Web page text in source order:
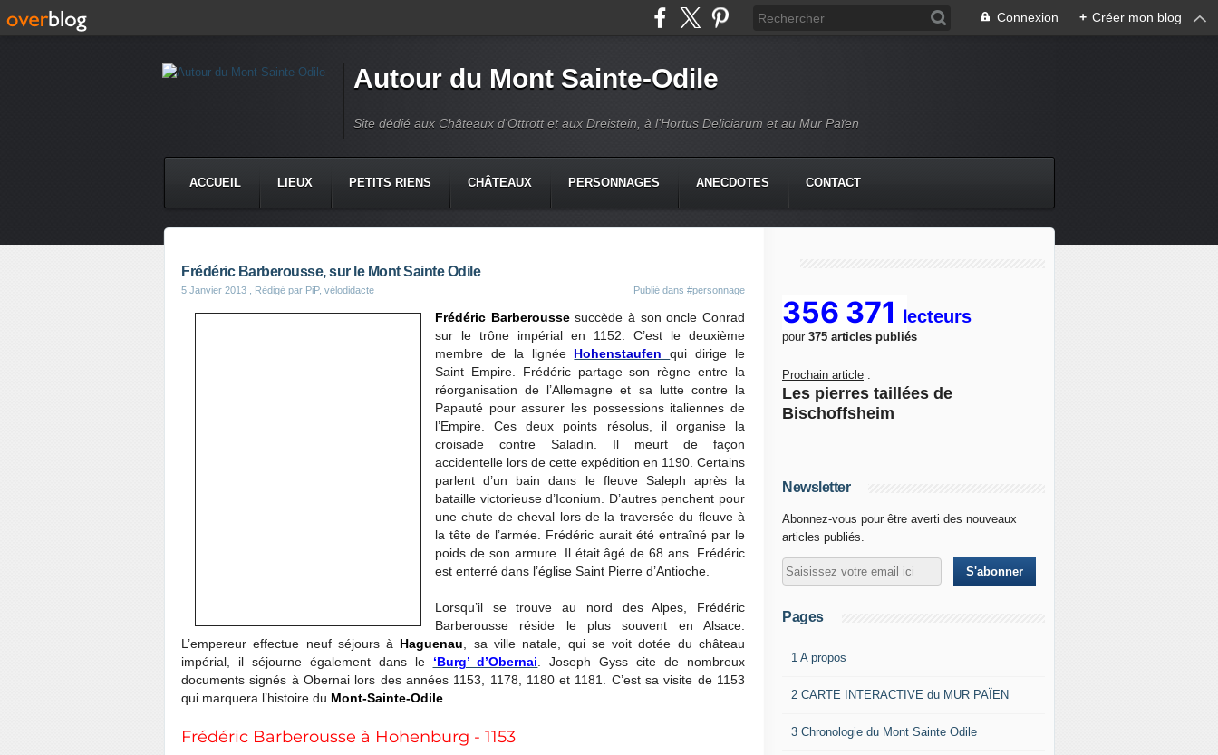
Connexion + Créer mon blog
Autour du Mont Sainte-Odile
Site dédié aux Châteaux d'Ottrott et aux Dreistein, à l'Hortus Deliciarum et au Mur Païen
ACCUEIL LIEUX PETITS RIENS CHÂTEAUX PERSONNAGES ANECDOTES CONTACT
Frédéric Barberousse, sur le Mont Sainte Odile
5 Janvier 2013 , Rédigé par PiP, vélodidacte Publié dans #personnage
Frédéric Barberoussesuccède à son oncle Conrad
sur le trône impérial en 1152. C’est le deuxième
membre de la lignée Hohenstaufenqui dirige le
Saint Empire. Frédéric partage son règne entre la
réorganisation de l’Allemagne et sa lutte contre la
Papauté pour assurer les possessions italiennes de
l’Empire. Ces deux points résolus, il organise la
croisade contre Saladin. Il meurt de façon
accidentelle lors de cette expédition en 1190. Certains
parlent d’un bain dans le fleuve Saleph après la
bataille victorieuse d’Iconium. D’autres penchent pour
une chute de cheval lors de la traversée du fleuve à
la tête de l’armée. Frédéric aurait été entraîné par le
poids de son armure. Il était âgé de 68 ans. Frédéric
est enterré dans l’église Saint Pierre d’Antioche.
Lorsqu’il se trouve au nord des Alpes, Frédéric
Barberousse réside le plus souvent en Alsace.
L’empereur effectue neuf séjours à Haguenau , sa ville natale, qui se voit dotée du château
impérial, il séjourne également dans le ‘Burg’ d’Obernai . Joseph Gyss cite de nombreux
documents signés à Obernai lors des années 1153, 1178, 1180 et 1181. C’est sa visite de 1153
qui marquera l’histoire du Mont-Sainte-Odile
Frédéric Barberousse à Hohenburg - 1153
356 371 lecteurs
pour 375 articles publiés
Prochain article :
Les pierres taillées de
Bischoffsheim
Newsletter
Abonnez-vous pour être averti des nouveaux
articles publiés.
Pages
1 A propos
2 CARTE INTERACTIVE du MUR PAÏEN
3 Chronologie du Mont Sainte Odile